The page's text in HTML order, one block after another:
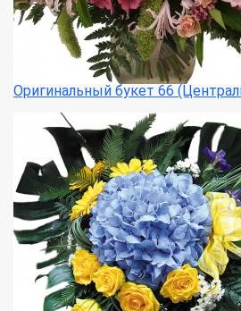
Оригинальный букет 66